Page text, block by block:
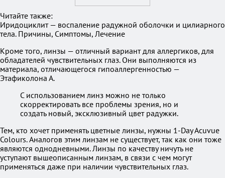
Читайте также:
Иридоциклит — воспаление радужной оболочки и цилиарного
тела. Причины, Симптомы, Лечение
Кроме того, линзы — отличный вариант для аллергиков, для
обладателей чувствительных глаз. Они выполняются из
материала, отличающегося гипоаллергенностью —
Этафиколона А.
С использованием линз можно не только
скорректировать все проблемы зрения, но и
создать новый, эксклюзивный цвет радужки.
Тем, кто хочет применять цветные линзы, нужны 1-Day Acuvue
Colours. Аналогов этим линзам не существует, так как они тоже
являются однодневными. Линзы по качеству ничуть не
уступают вышеописанным линзам, в связи с чем могут
применяться даже при наличии чувствительных глаз.